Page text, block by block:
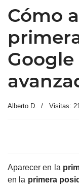
Cómo
Google
Alberto D. Visitas:
Aparecer en la
en la primera